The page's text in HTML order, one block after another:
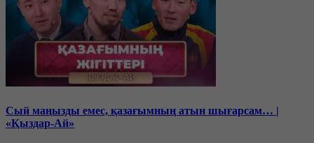
Сый маңызды емес, қазағымның атын шығарсам… |
«Қыздар-Ай»